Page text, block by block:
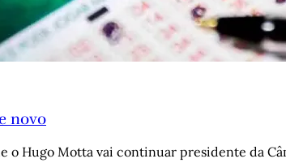
novo
o Hugo Motta vai continuar presidente da